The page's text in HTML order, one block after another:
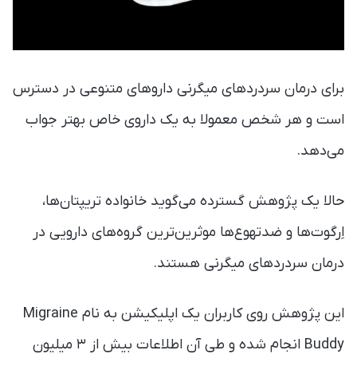
برای درمان سردردهای میگرنی داروهای متنوعی در دسترس
است و هر شخص معمولا به یک داروی خاص بهتر جواب
می‌دهد.
حالا یک پژوهش گسترده می‌گوید خانواده تریپتان‌ها،
اِرگوت‌ها و ضدتهوع‌ها موثرین‌ترین گروه‌های دارویی در
درمان سردرد‌های میگرنی هستند.
این پژوهش روی کاربران یک اپلیکیشن به نام Migraine
Buddy انجام شده و طی آن اطلاعات بیش از ۳ میلیون